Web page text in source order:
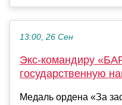
13:00, 26 Сен
Экс-командиру
государственную
Медаль ордена «За